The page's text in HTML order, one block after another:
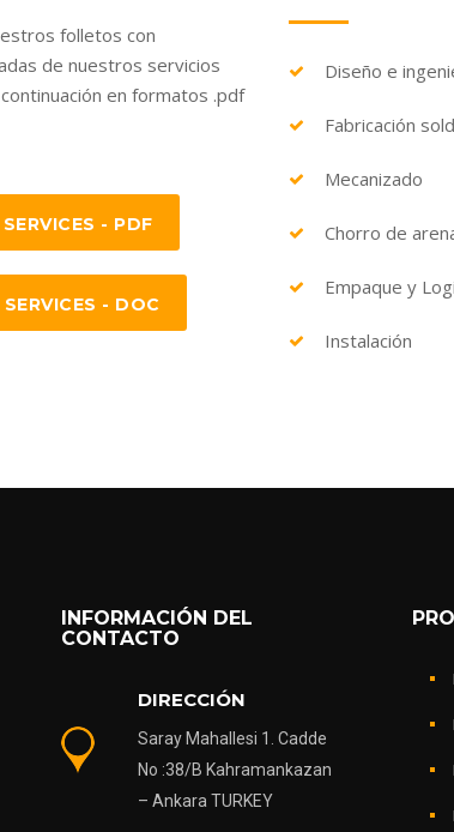
folletos con
de nuestros servicios
en formatos .pdf
- PDF
- DOC
Diseño e
Fabricación
Mecanizado
Chorro de
Empaque y
Instalación
INFORMACIÓN DEL
CONTACTO
DIRECCIÓN
Saray Mahallesi 1. Cadde
No :38/B Kahramankazan
– Ankara TURKEY